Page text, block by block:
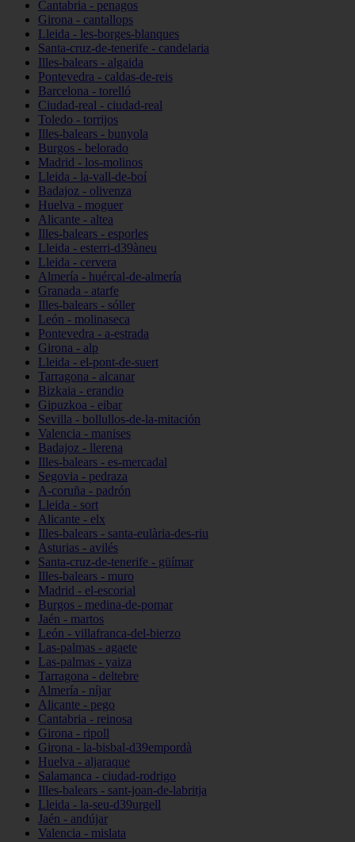
Cantabria - penagos
Girona - cantallops
Lleida - les-borges-blanques
Santa-cruz-de-tenerife - candelaria
Illes-balears - algaida
Pontevedra - caldas-de-reis
Barcelona - torelló
Ciudad-real - ciudad-real
Toledo - torrijos
Illes-balears - bunyola
Burgos - belorado
Madrid - los-molinos
Lleida - la-vall-de-boí
Badajoz - olivenza
Huelva - moguer
Alicante - altea
Illes-balears - esporles
Lleida - esterri-d39àneu
Lleida - cervera
Almería - huércal-de-almería
Granada - atarfe
Illes-balears - sóller
León - molinaseca
Pontevedra - a-estrada
Girona - alp
Lleida - el-pont-de-suert
Tarragona - alcanar
Bizkaia - erandio
Gipuzkoa - eibar
Sevilla - bollullos-de-la-mitación
Valencia - manises
Badajoz - llerena
Illes-balears - es-mercadal
Segovia - pedraza
A-coruña - padrón
Lleida - sort
Alicante - elx
Illes-balears - santa-eulària-des-riu
Asturias - avilés
Santa-cruz-de-tenerife - güímar
Illes-balears - muro
Madrid - el-escorial
Burgos - medina-de-pomar
Jaén - martos
León - villafranca-del-bierzo
Las-palmas - agaete
Las-palmas - yaiza
Tarragona - deltebre
Almería - níjar
Alicante - pego
Cantabria - reinosa
Girona - ripoll
Girona - la-bisbal-d39empordà
Huelva - aljaraque
Salamanca - ciudad-rodrigo
Illes-balears - sant-joan-de-labritja
Lleida - la-seu-d39urgell
Jaén - andújar
Valencia - mislata